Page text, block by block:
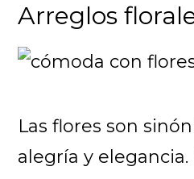
Arreglos
Las flores son
alegría y